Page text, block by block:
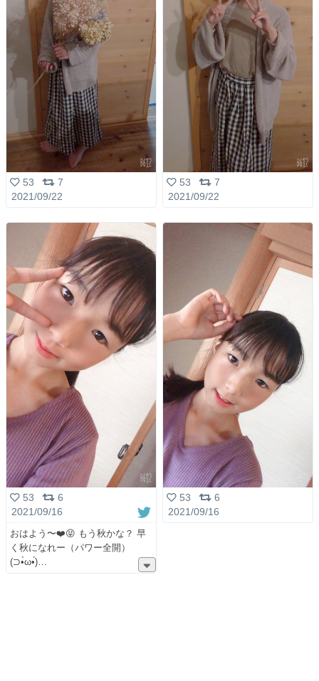
53
7
2021/09/22
53
7
2021/09/22
53
6
2021/09/16
おはよう〜❤️😝 もう秋かな？ 早
く秋になれー（パワー全開）
(⊃︎•̀ω•́)
53
6
2021/09/16